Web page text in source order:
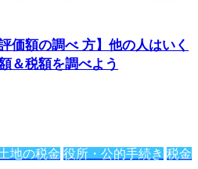
価額の調べ 方】他の人はいく
＆税額を調べよう
地の税金 役所・公的手続き 税金